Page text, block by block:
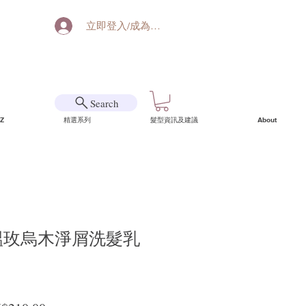
立即登入/成為會員
Search
精選系列 髮型資訊及建議 About
玫烏木淨屑洗髮乳